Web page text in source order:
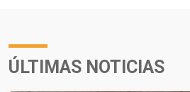
ÚLTIMAS NOTICIAS